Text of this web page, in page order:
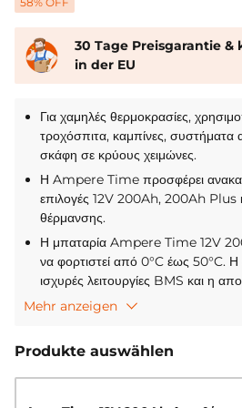
30 Tage Preisgarantie &
in der EU
Για χαμηλές θερμοκρασίες,
τροχόσπιτα, καμπίνες, συστήματα
σκάφη σε κρύους χειμώνες.
Η Ampere Time προσφέρει
επιλογές 12V 200Ah, 200Ah Plus
θέρμανσης.
Η μπαταρία Ampere Time 12V
να φορτιστεί από 0°C έως 50°C. Η
ισχυρές λειτουργίες BMS και η
διαρροή τοξικών υγρών την
μεταξύ των μπαταριών LiFePO4.
Βελτιωμένα χαρακτηριστικά
επαναφορά (30 δευτ.) μετά από
υπερφόρτωσης, αντοχή στην
Mehr anzeigen
Produkte auswählen